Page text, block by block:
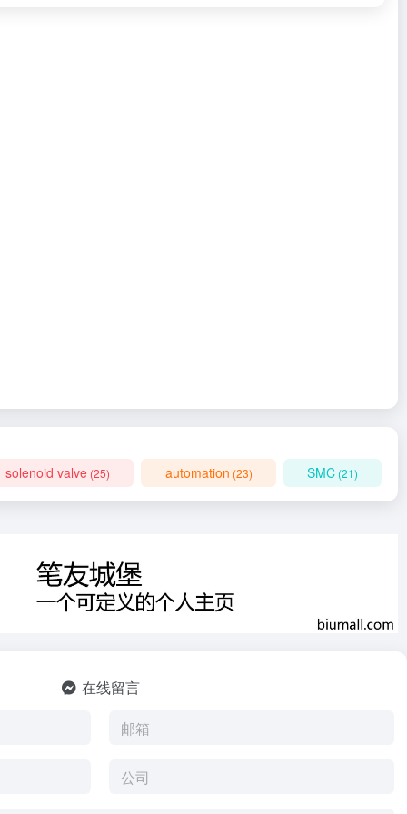
solenoid valve (25) automation (23) SMC(21)
在线留言